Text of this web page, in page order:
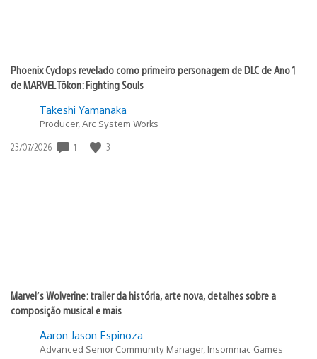
Phoenix Cyclops revelado como primeiro personagem de DLC de Ano 1
de MARVEL Tōkon: Fighting Souls
Takeshi Yamanaka
Producer, Arc System Works
Data
23/07/2026 1 3
Marvel’s Wolverine: trailer da história, arte nova, detalhes sobre a
composição musical e mais
Aaron Jason Espinoza
Advanced Senior Community Manager, Insomniac Games